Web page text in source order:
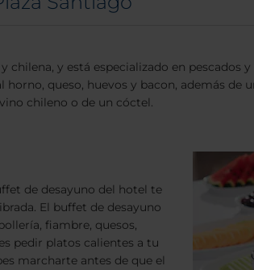
y está especializado en pescados
queso, huevos y bacon, además de
chileno o de un cóctel.
de desayuno del hotel te
El buffet de desayuno
fiambre, quesos,
pedir platos calientes a tu
marcharte antes de que el